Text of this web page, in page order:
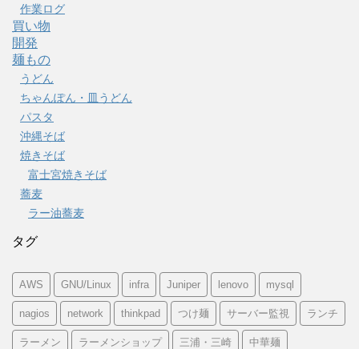
作業ログ
買い物
開発
麺もの
うどん
ちゃんぽん・皿うどん
パスタ
沖縄そば
焼きそば
富士宮焼きそば
蕎麦
ラー油蕎麦
タグ
AWS GNU/Linux infra Juniper lenovo mysql
nagios network thinkpad つけ麺 サーバー監視 ランチ
ラーメン ラーメンショップ 三浦・三崎 中華麺